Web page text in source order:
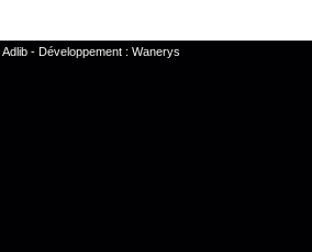
Adlib- Développement : Wanerys